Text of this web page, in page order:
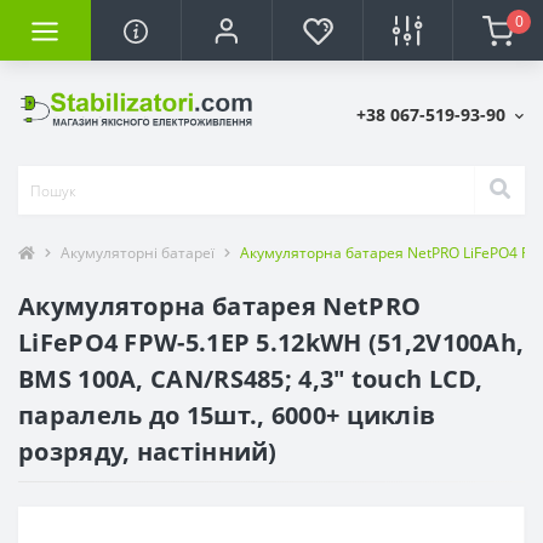
0
+38 067-519-93-90
Акумуляторні батареї Акумуляторна батарея NetPRO LiFePO4
Акумуляторна батарея NetPRO
LiFePO4 FPW-5.1EP 5.12kWH (51,2V100Ah,
BMS 100A, CAN/RS485; 4,3" touch LCD,
паралель до 15шт., 6000+ циклів
розряду, настінний)